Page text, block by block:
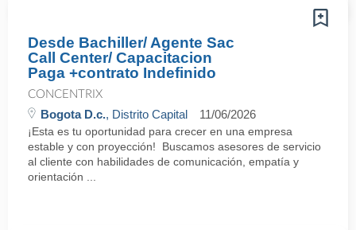
Desde Bachiller/ Agente Sac
Call Center/ Capacitacion
Paga +contrato Indefinido
CONCENTRIX
Bogota D.c., Distrito Capital 11/06/2026
¡Esta es tu oportunidad para crecer en una empresa
estable y con proyección! Buscamos asesores de servicio
al cliente con habilidades de comunicación, empatía y
orientación ...